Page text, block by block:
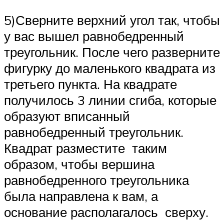
5)Сверните верхний угол так, чтобы
у вас вышел равнобедренный
треугольник. После чего разверните
фигурку до маленького квадрата из
третьего пункта. На квадрате
получилось 3 линии сгиба, которые
образуют вписанный
равнобедренный треугольник.
Квадрат разместите таким
образом, чтобы вершина
равнобедренного треугольника
была направлена к вам, а
основание располагалось сверху.